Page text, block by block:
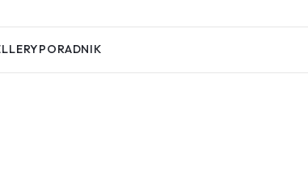
PORADNIK